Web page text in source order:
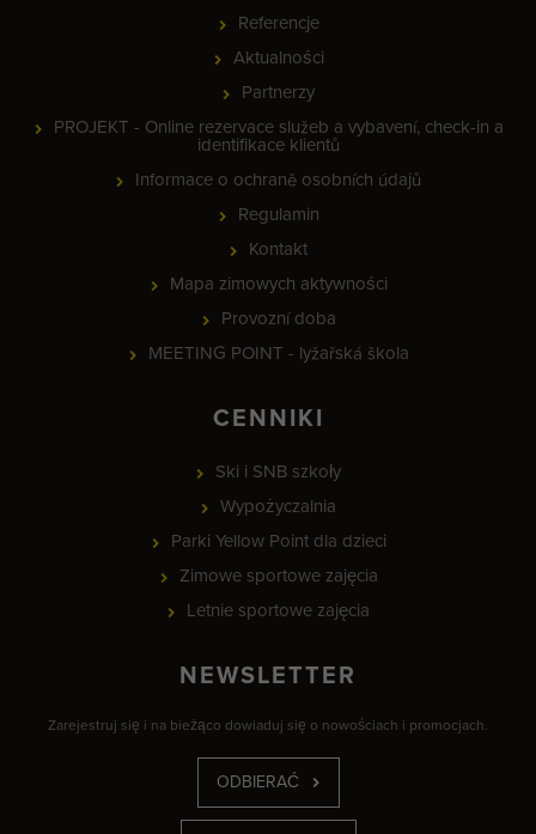
Referencje
Aktualności
Partnerzy
PROJEKT - Online rezervace služeb a vybavení, check-in a
identifikace klientů
Informace o ochraně osobních údajů
Regulamin
Kontakt
Mapa zimowych aktywności
Provozní doba
MEETING POINT - lyžařská škola
CENNIKI
Ski i SNB szkoły
Wypożyczalnia
Parki Yellow Point dla dzieci
Zimowe sportowe zajęcia
Letnie sportowe zajęcia
NEWSLETTER
Zarejestruj się i na bieżąco dowiaduj się o nowościach i promocjach.
ODBIERAĆ